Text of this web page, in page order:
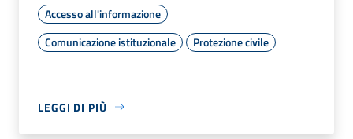
Accesso all'informazione
Comunicazione istituzionale
Protezione civile
LEGGI DI PIÙ